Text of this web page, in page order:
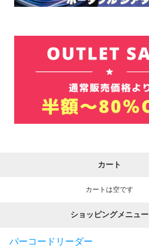
カート
カートは空です
ショッピングメニュー
バーコードリーダー